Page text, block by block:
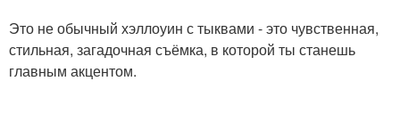
Это не обычный хэллоуин с тыквами - это чувственная,
стильная, загадочная съёмка, в которой ты станешь
главным акцентом.